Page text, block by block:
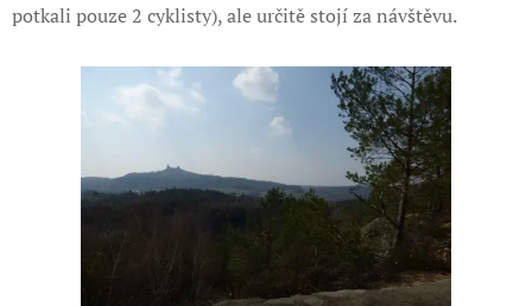
potkali pouze 2 cyklisty), ale určitě stojí za návštěvu.